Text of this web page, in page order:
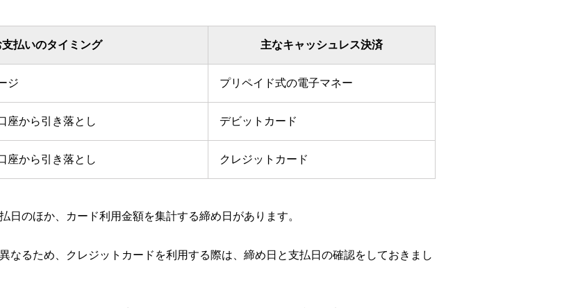
支払いのタイミング 主なキャッシュレス決済
ジ プリペイド式の電子マネー
座から引き落とし デビットカード
座から引き落とし クレジットカード
日のほか、カード利用金額を集計する締め日があります。
なるため、クレジットカードを利用する際は、締め日と支払日の確認をしておきまし